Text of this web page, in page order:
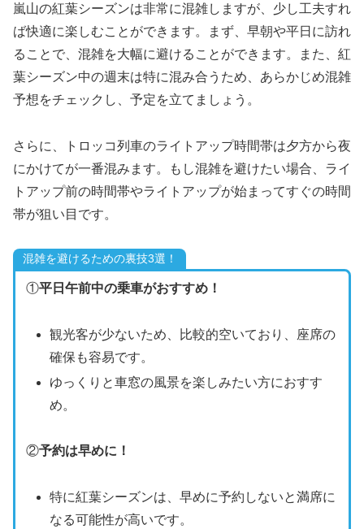
嵐山の紅葉シーズンは非常に混雑しますが、少し工夫すれ
ば快適に楽しむことができます。まず、早朝や平日に訪れ
ることで、混雑を大幅に避けることができます。また、紅
葉シーズン中の週末は特に混み合うため、あらかじめ混雑
予想をチェックし、予定を立てましょう。
さらに、トロッコ列車のライトアップ時間帯は夕方から夜
にかけてが一番混みます。もし混雑を避けたい場合、ライ
トアップ前の時間帯やライトアップが始まってすぐの時間
帯が狙い目です。
混雑を避けるための裏技3選！
①平日午前中の乗車がおすすめ！
観光客が少ないため、比較的空いており、座席の
確保も容易です。
ゆっくりと車窓の風景を楽しみたい方におすす
め。
②予約は早めに！
特に紅葉シーズンは、早めに予約しないと満席に
なる可能性が高いです。